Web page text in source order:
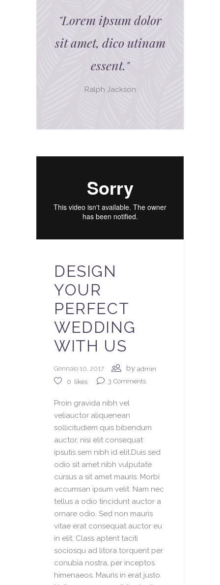
"Lorem ipsum dolor
sit amet, dico utinam
essent."
Ralph Jackson
DESIGN
YOUR
PERFECT
WEDDING
WITH US
Gennaio 10, 2017 by admin
0 likes 3 Comments
Proin gravida nibh vel
veliauctor aliquenean
sollicitudiem quis bibendum
auctor, nisi elit consequat
ipsutis sem nibh id elit.Duis sed
odio sit amet nibh vulputate
cursus a sit amet mauris. Morbi
accumsan ipsum velit. Nam nec
tellus a odio tincidunt auctor a
ornare odio. Sed non mauris
vitae erat consequat auctor eu
in elit. Class aptent taciti
sociosqu ad litora torquent per
conubia nostra, per inceptos
himenaeos. Mauris in erat justo.